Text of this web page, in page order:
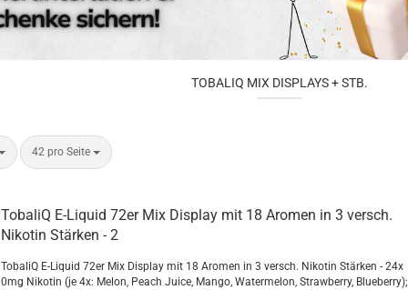
TOBALIQ MIX DISPLAYS + STB.
42 pro Seite
To­ba­liQ E-​Li­quid 72er Mix Dis­play mit 18 Aro­men in 3 versch.
Ni­ko­tin Stär­ken - 2
To­ba­liQ E-​Liquid 72er Mix Dis­play mit 18 Aro­men in 3 versch. Ni­ko­tin Stär­ken - 24x
0mg Ni­ko­tin (je 4x: Melon, Peach Juice, Mango, Wa­ter­me­lon, Straw­ber­ry, Blue­ber­ry);